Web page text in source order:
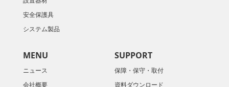
安全保護具
システム製品
MENU
ニュース
会社概要
SUPPORT
保障・保守・取付
資料ダウンロード